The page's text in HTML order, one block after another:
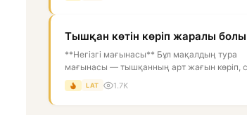
Тышқан көтін көріп жаралы
**Негізгі мағынасы** Бұл мақалдың тура
мағынасы — тышқанның арт жағын көріп,
жарақат алғандай болуы. Астарлы мағын...
LAT 1.7K